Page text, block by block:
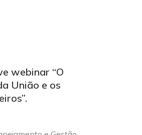
webinar “O
União e os